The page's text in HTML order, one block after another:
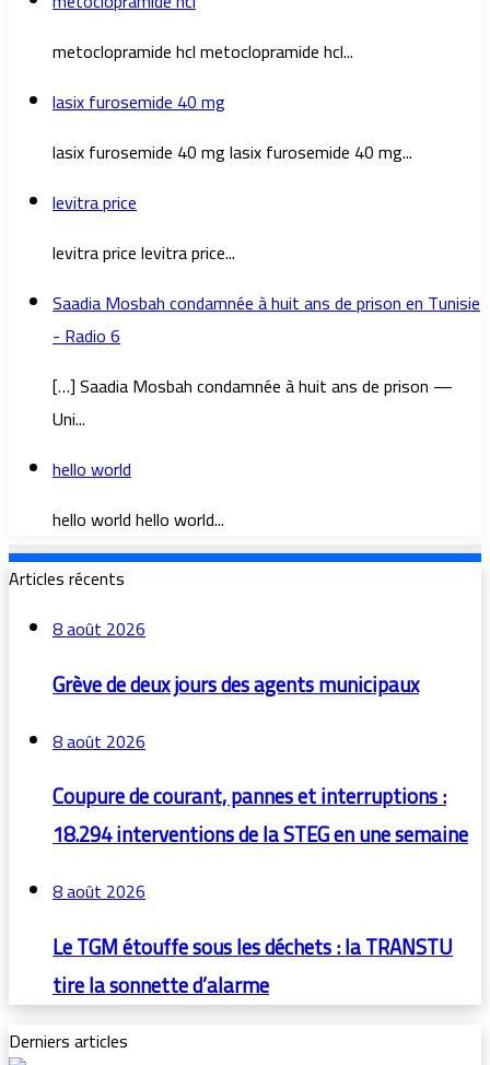
metoclopramide hcl metoclopramide hcl...
lasix furosemide 40 mg
lasix furosemide 40 mg lasix furosemide 40 mg...
levitra price
levitra price levitra price...
Saadia Mosbah condamnée à huit ans de prison en Tunisie
- Radio 6
[…] Saadia Mosbah condamnée à huit ans de prison —
Uni...
hello world
hello world hello world...
Articles récents
8 août 2026
Grève de deux jours des agents municipaux
8 août 2026
Coupure de courant, pannes et interruptions :
18.294 interventions de la STEG en une semaine
8 août 2026
Le TGM étouffe sous les déchets : la TRANSTU
tire la sonnette d’alarme
Derniers articles